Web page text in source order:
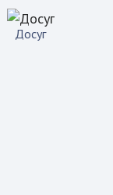
Досуг